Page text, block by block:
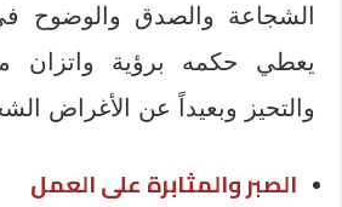
الشجاعة والصدق والوضوح
يعطي حكمه برؤية واتزان
والتحيز وبعيداً عن الأغراض
الصبر والمثابرة على العمل